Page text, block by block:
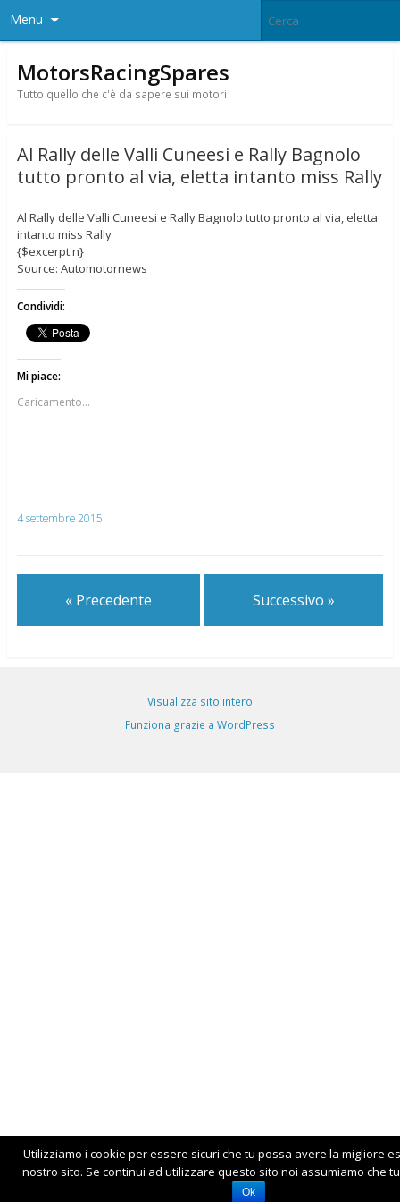
Menu
MotorsRacingSpares
Tutto quello che c'è da sapere sui motori
Al Rally delle Valli Cuneesi e Rally Bagnolo
tutto pronto al via, eletta intanto miss Rally
Al Rally delle Valli Cuneesi e Rally Bagnolo tutto pronto al via, eletta
intanto miss Rally
{$excerpt:n}
Source: Automotornews
Condividi:
Mi piace:
Caricamento...
4 settembre 2015
« Precedente Successivo »
Visualizza sito intero
Funziona grazie a WordPress
Utilizziamo i cookie per essere sicuri che tu possa avere la migliore
nostro sito. Se continui ad utilizzare questo sito noi assumiamo che
Ok